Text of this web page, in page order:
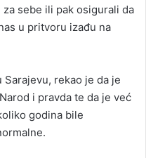
sebe ili pak osigurali da
u pritvoru izađu na
rekao je da je
i pravda te da je već
godina bile